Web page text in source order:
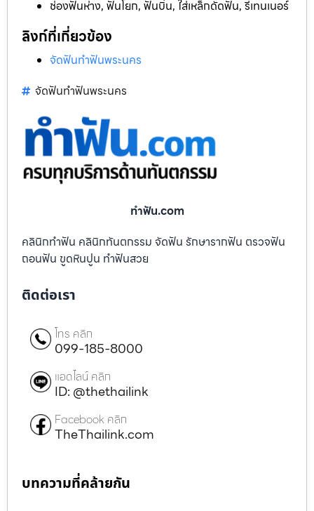
ช่องฟันห่าง, ฟันโยก, ฟันบิ่น, ใส่เหล็กดัดฟัน, รีเทนเนอร์
ลิงก์ที่เกี่ยวข้อง
จัดฟันทำฟันพระนคร
จัดฟันทำฟันพระนคร
ทําฟัน.com
คลินิกทำฟัน คลินิกทันตกรรม จัดฟัน รักษารากฟัน ตรวจฟัน
ถอนฟัน ขูดหินปูน ทำฟันสวย
ติดต่อเรา
โทร คลิก
099-185-8000
แอดไลน์ คลิก
ID: @thethailink
Facebook คลิก
TheThailink.com
บทความที่คล้ายกัน